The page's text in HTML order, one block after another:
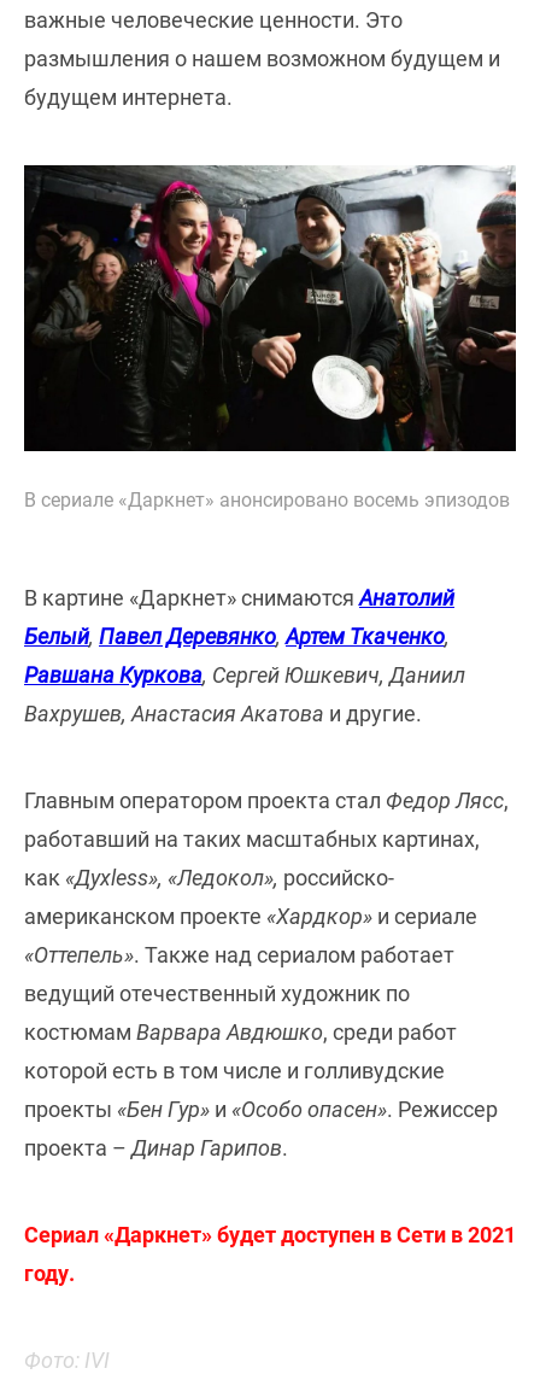
важные человеческие ценности. Это
размышления о нашем возможном будущем и
будущем интернета.
В сериале «Даркнет» анонсировано восемь эпизодов
В картине «Даркнет» снимаютсяАнатолий
Белый, Павел Деревянко,Артем Ткаченко,
Равшана Куркова, Сергей Юшкевич, Даниил
Вахрушев, Анастасия Акатова и другие.
Главным оператором проекта стал Федор Лясс,
работавший на таких масштабных картинах,
как «Духless», «Ледокол», российско-
американском проекте «Хардкор» и сериале
«Оттепель». Также над сериалом работает
ведущий отечественный художник по
костюмам Варвара Авдюшко, среди работ
которой есть в том числе и голливудские
проекты «Бен Гур» и «Особо опасен». Режиссер
проекта – Динар Гарипов.
Сериал «Даркнет» будет доступен в Сети в 2021
году.
Фото: IVI